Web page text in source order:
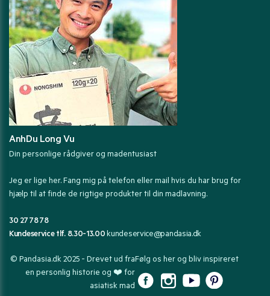
AnhDu Long Vu
Din personlige rådgiver og madentusiast
Jeg er lige her. Fang mig på telefon eller mail hvis du har brug for
hjælp til at finde de rigtige produkter til din madlavning.
30 27 78 78
Kundeservice tlf. 8.30-13.00kundeservice@pandasia.dk
© Pandasia.dk 2025 - Drevet ud fra
en personlig historie og ❤️ for
asiatisk mad
Følg os her og bliv inspireret